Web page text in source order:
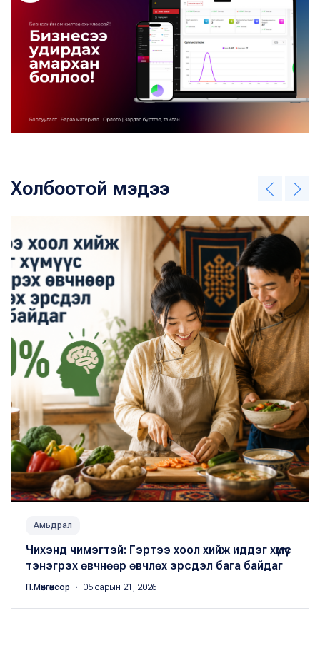
Холбоотой мэдээ
Амьдрал
Чихэнд чимэгтэй: Гэртээ хоол хийж иддэг хүмүүс
тэнэгрэх өвчнөөр өвчлөх эрсдэл бага байдаг
П.Мөнгөнсор ・ 05 сарын 21, 2026